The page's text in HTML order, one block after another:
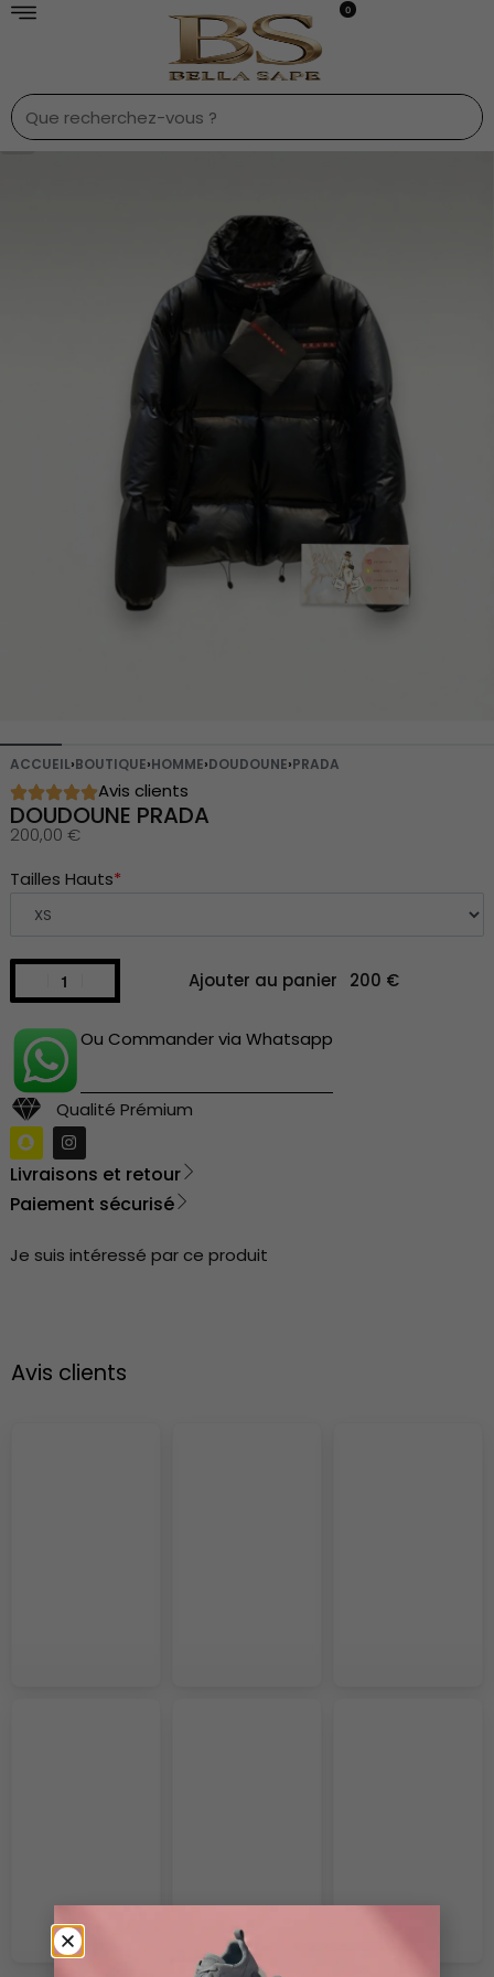
0
8
ACCUEIL›BOUTIQUE›HOMME›DOUDOUNE›PRADA
Avis clients
DOUDOUNE PRADA
200,00 €
*
Tailles Hauts
Ajouter au panier
Ou Commander via Whatsapp
Qualité Prémium
Livraisons et retour
Paiement sécurisé
Je suis intéressé par ce produit
Avis clients